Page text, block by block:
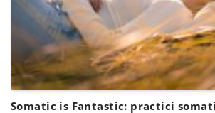
Somatic is Fantastic: practici